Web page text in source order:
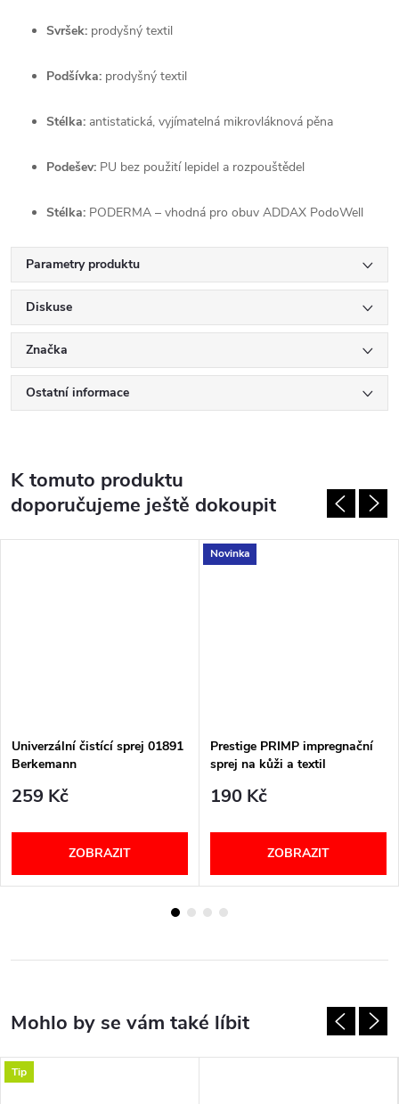
Svršek: prodyšný textil
Podšívka: prodyšný textil
Stélka: antistatická, vyjímatelná mikrovláknová pěna
Podešev: PU bez použití lepidel a rozpouštědel
Stélka: PODERMA – vhodná pro obuv ADDAX PodoWell
Parametry produktu
Diskuse
Značka
Ostatní informace
K tomuto produktu
doporučujeme ještě dokoupit
Univerzální čistící sprej 01891
Berkemann
259 Kč
ZOBRAZIT
Novinka
Prestige PRIMP impregnační
sprej na kůži a textil
190 Kč
ZOBRAZIT
Tip